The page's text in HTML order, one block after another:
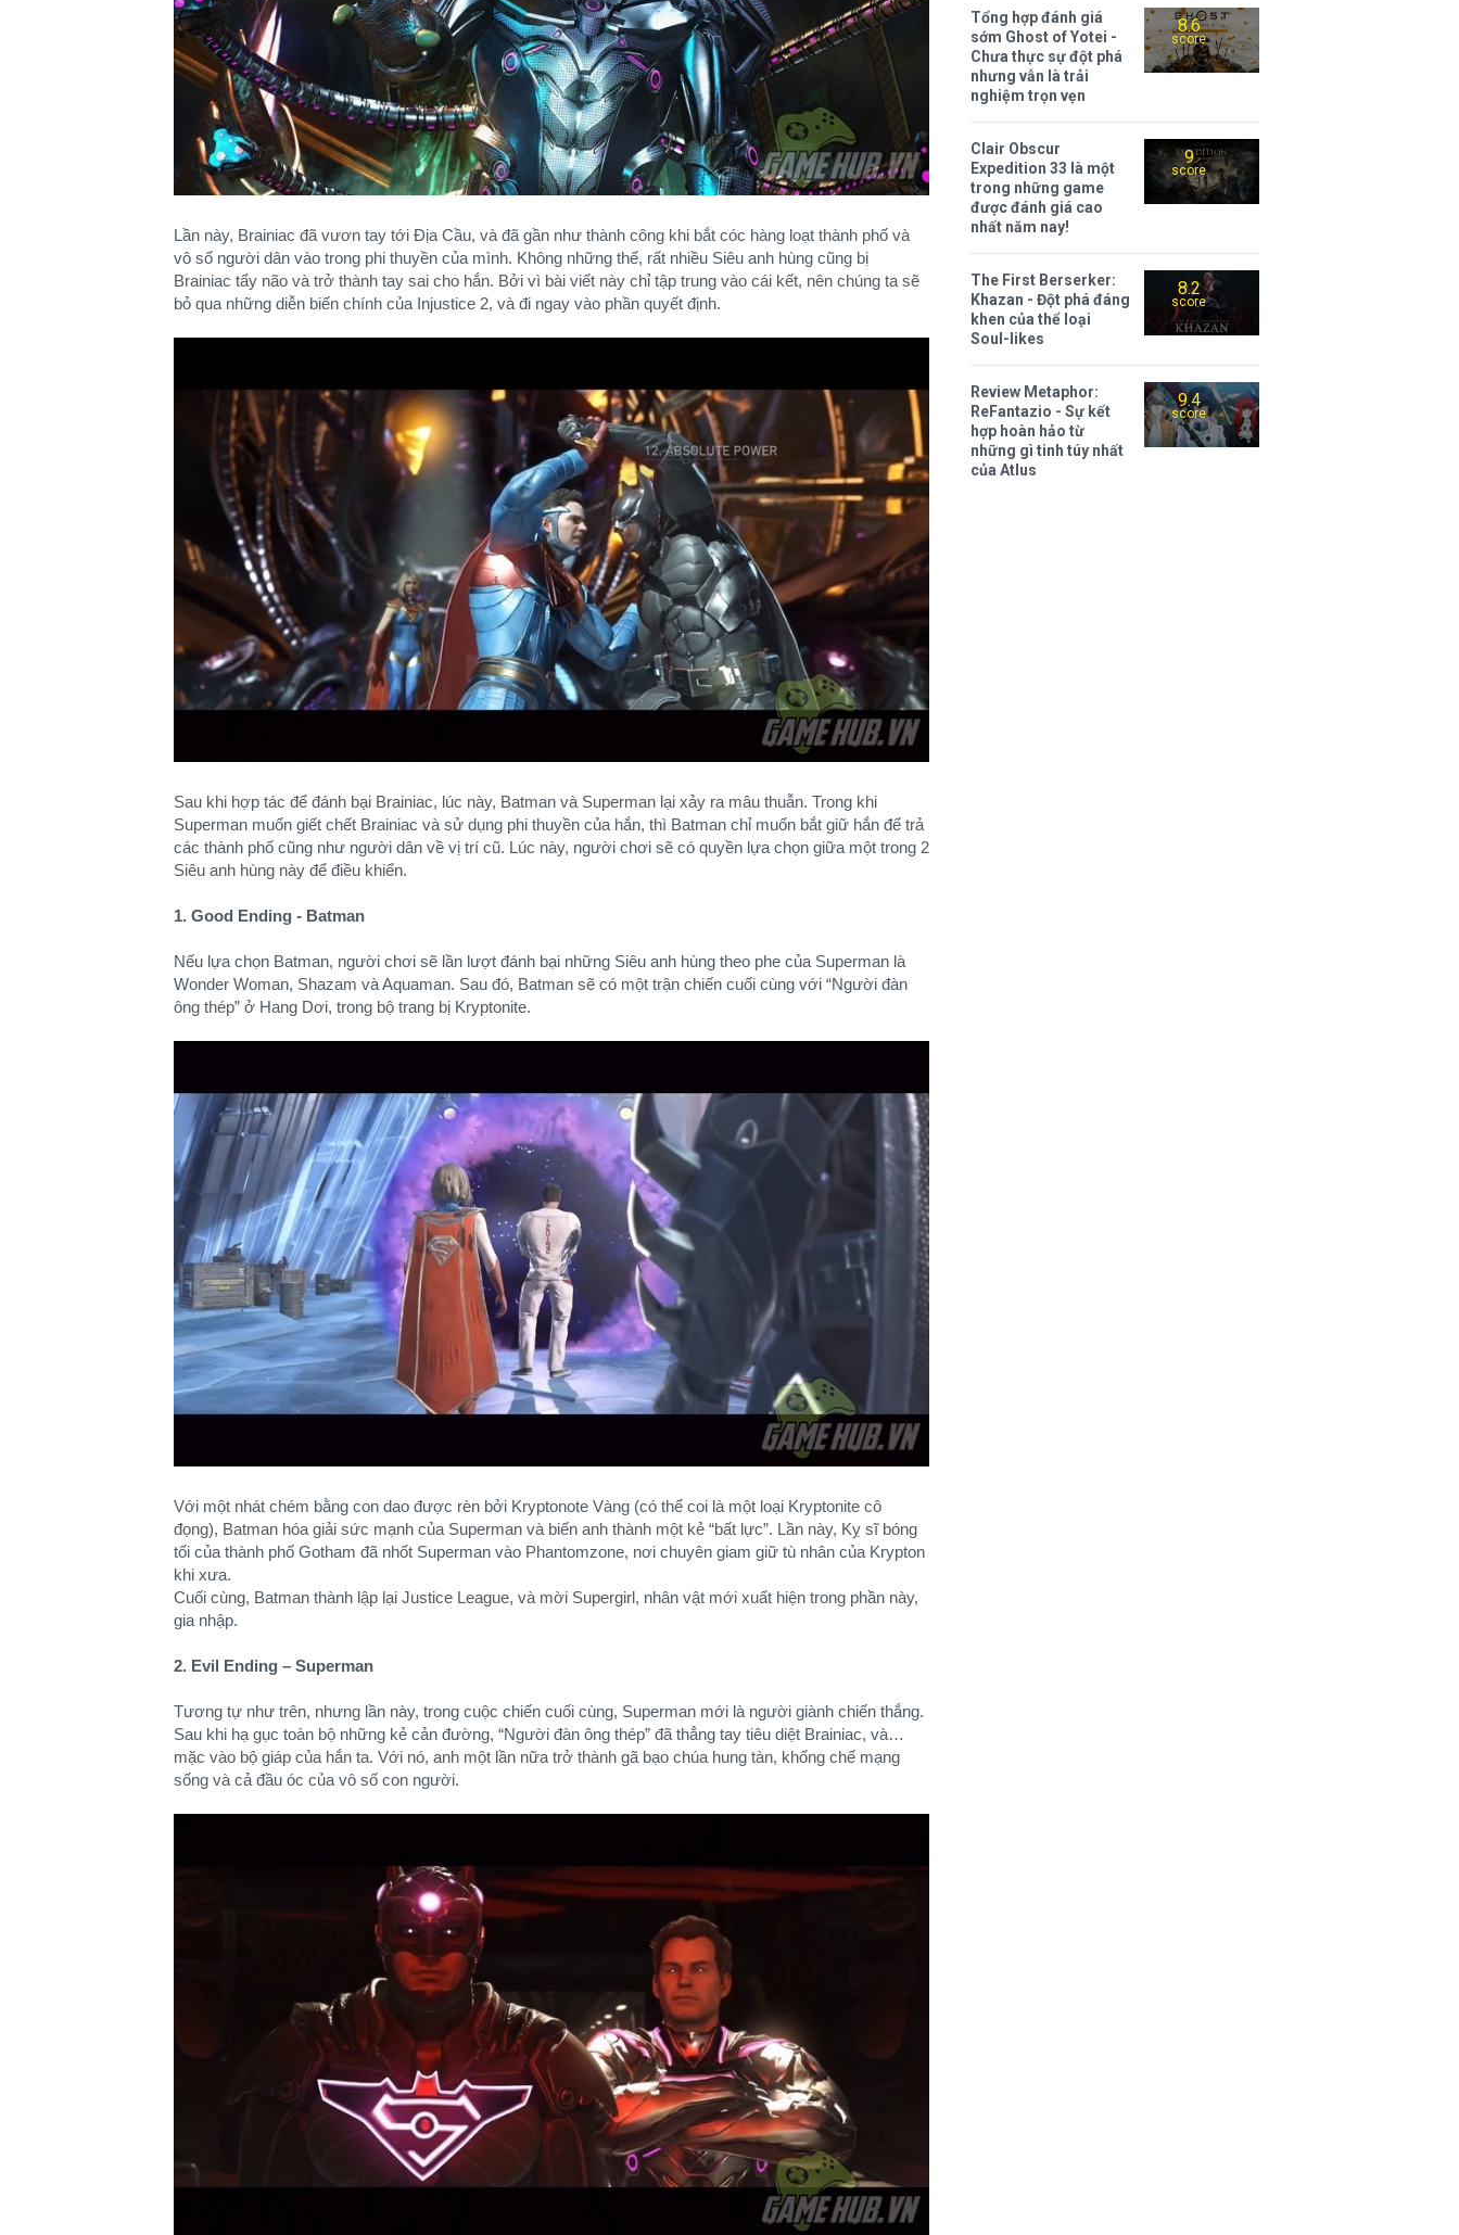
Lần này, Brainiac đã vươn tay tới Địa Cầu, và đã gần như thành công khi bắt cóc hàng loạt thành phố và
vô số người dân vào trong phi thuyền của mình. Không những thế, rất nhiều Siêu anh hùng cũng bị
Brainiac tẩy não và trở thành tay sai cho hắn. Bởi vì bài viết này chỉ tập trung vào cái kết, nên chúng ta sẽ
bỏ qua những diễn biến chính của Injustice 2, và đi ngay vào phần quyết định.
Sau khi hợp tác để đánh bại Brainiac, lúc này, Batman và Superman lại xảy ra mâu thuẫn. Trong khi
Superman muốn giết chết Brainiac và sử dụng phi thuyền của hắn, thì Batman chỉ muốn bắt giữ hắn để trả
các thành phố cũng như người dân về vị trí cũ. Lúc này, người chơi sẽ có quyền lựa chọn giữa một trong 2
Siêu anh hùng này để điều khiển.
1. Good Ending - Batman
Nếu lựa chọn Batman, người chơi sẽ lần lượt đánh bại những Siêu anh hùng theo phe của Superman là
Wonder Woman, Shazam và Aquaman. Sau đó, Batman sẽ có một trận chiến cuối cùng với “Người đàn
ông thép” ở Hang Dơi, trong bộ trang bị Kryptonite.
Với một nhát chém bằng con dao được rèn bởi Kryptonote Vàng (có thể coi là một loại Kryptonite cô
đọng), Batman hóa giải sức mạnh của Superman và biến anh thành một kẻ “bất lực”. Lần này, Kỵ sĩ bóng
tối của thành phố Gotham đã nhốt Superman vào Phantomzone, nơi chuyên giam giữ tù nhân của Krypton
khi xưa.
Cuối cùng, Batman thành lập lại Justice League, và mời Supergirl, nhân vật mới xuất hiện trong phần này,
gia nhập.
2. Evil Ending – Superman
Tương tự như trên, nhưng lần này, trong cuộc chiến cuối cùng, Superman mới là người giành chiến thắng.
Sau khi hạ gục toàn bộ những kẻ cản đường, “Người đàn ông thép” đã thẳng tay tiêu diệt Brainiac, và…
mặc vào bộ giáp của hắn ta. Với nó, anh một lần nữa trở thành gã bạo chúa hung tàn, khống chế mạng
sống và cả đầu óc của vô số con người.
8.6
score
Tổng hợp đánh giá
sớm Ghost of Yotei -
Chưa thực sự đột phá
nhưng vẫn là trải
nghiệm trọn vẹn
9
score
Clair Obscur
Expedition 33 là một
trong những game
được đánh giá cao
nhất năm nay!
8.2
score
The First Berserker:
Khazan - Đột phá đáng
khen của thể loại
Soul-likes
9.4
score
Review Metaphor:
ReFantazio - Sự kết
hợp hoàn hảo từ
những gì tinh túy nhất
của Atlus